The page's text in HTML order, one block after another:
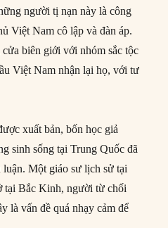
người tị nạn này là công
Việt Nam cô lập và đàn áp.
biên giới với nhóm sắc tộc
Việt Nam nhận lại họ, với tư
xuất bản, bốn học giả
sinh sống tại Trung Quốc đã
Một giáo sư lịch sử tại
tại Bắc Kinh, người từ chối
là vấn đề quá nhạy cảm để